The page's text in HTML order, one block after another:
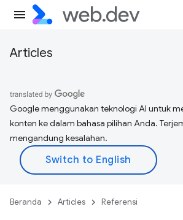
Articles
Google menggunakan teknologi AI untuk
konten ke dalam bahasa pilihan Anda.
mengandung kesalahan.
Beranda Articles Referensi